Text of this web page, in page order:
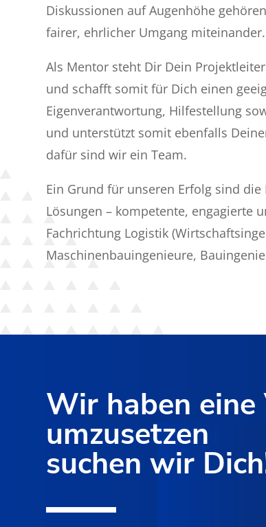
Diskussionen auf Augenhöhe
fairer, ehrlicher Umgang miteinander.
Als Mentor steht Dir Dein
und schafft somit für Dich einen
Eigenverantwortung, Hilfestellung
und unterstützt somit ebenfalls
dafür sind wir ein Team.
Ein Grund für unseren Erfolg sind
Lösungen – kompetente, engagierte
Fachrichtung Logistik
Maschinenbauingenieure,
Wir haben
umzusetzen
suchen wir